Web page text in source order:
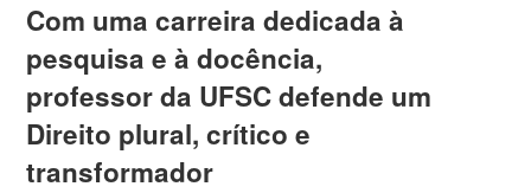
Com uma carreira dedicada à
pesquisa e à docência,
professor da UFSC defende um
Direito plural, crítico e
transformador